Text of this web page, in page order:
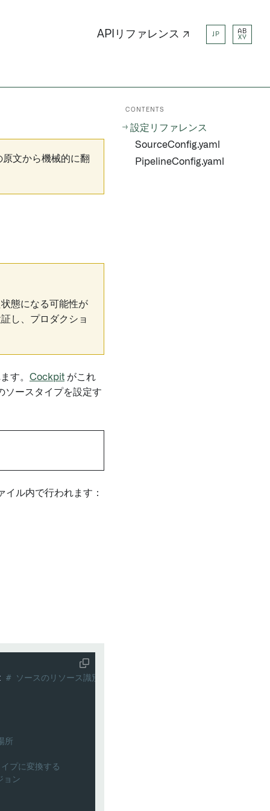
APIリファレンス ↗ JP
AB
XY
文から機械的に翻
態になる可能性が
し、プロダクショ
す。 Cockpit がこれ
ソースタイプを設定す
ル内で行われます：
# ソースのリソース識別子
所
プに変換する
ョン
CONTENTS
設定リファレンス
SourceConfig.yaml
PipelineConfig.yaml